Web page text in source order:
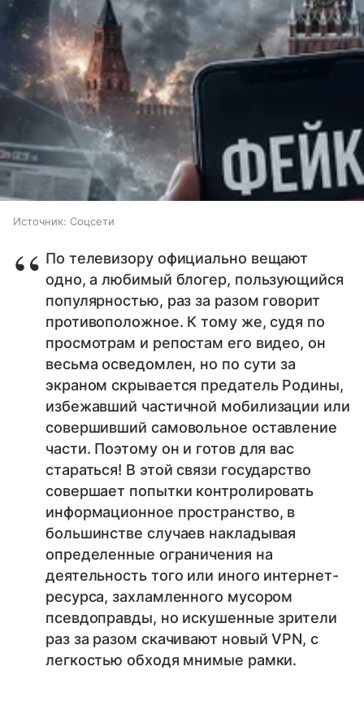
Источник: Соцсети
По телевизору официально вещают
одно, а любимый блогер, пользующийся
популярностью, раз за разом говорит
противоположное. К тому же, судя по
просмотрам и репостам его видео, он
весьма осведомлен, но по сути за
экраном скрывается предатель Родины,
избежавший частичной мобилизации или
совершивший самовольное оставление
части. Поэтому он и готов для вас
стараться! В этой связи государство
совершает попытки контролировать
информационное пространство, в
большинстве случаев накладывая
определенные ограничения на
деятельность того или иного интернет-
ресурса, захламленного мусором
псевдоправды, но искушенные зрители
раз за разом скачивают новый VPN, с
легкостью обходя мнимые рамки.